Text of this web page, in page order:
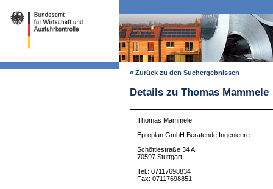
« Zurück zu den Suchergebnissen
Details zu Thomas Mammele
Thomas Mammele
Eproplan GmbH Beratende Ingenieure
Schöttlestraße 34 A
70597 Stuttgart
Tel.: 07117698834
Fax: 07117698851